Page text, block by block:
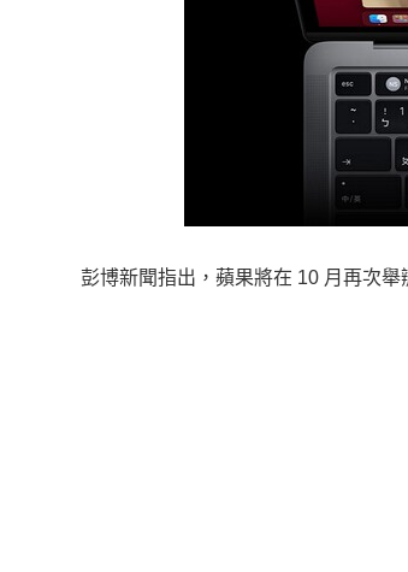
彭博新聞指出，蘋果將在 10 月再次